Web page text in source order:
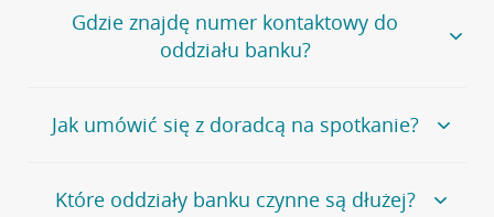
Jeśli szukasz oddziału naszego banku, zapraszamy na
stronęPlacówki i bankomaty, na której znajduje się
wygodna wyszukiwarka.
oddziałów
Gdzie znajdę numer kontaktowy do
oddziału banku?
Bank Credit Agricole nie udostępnia ogólnego numeru
telefonu do placówki bankowej.
umówienia się z doradcą w placówce bankowej .
Jak umówić się z doradcą na spotkanie?
Jeśli jesteś już naszym
klientemmożeszsamodzielnieumówić się na spotkanie z
Które oddziały banku czynne są dłużej?